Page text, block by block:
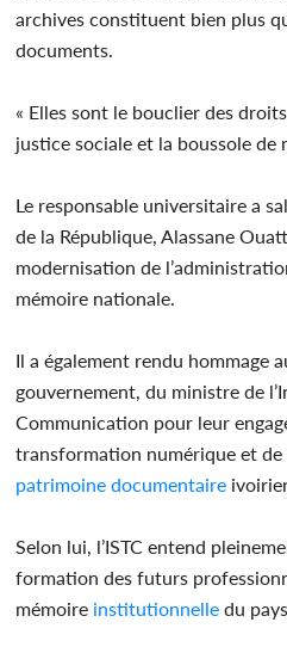
archives constituent bien plus
documents.
« Elles sont le bouclier des
justice sociale et la boussole
Le responsable universitaire a
de la République, Alassane
modernisation de
mémoire nationale.
Il a également rendu hommage
gouvernement, du ministre de
Communication pour leur
transformation numérique et de
patrimoine documentaire
Selon lui, l’ISTC entend
formation des futurs
mémoire institutionnelle du